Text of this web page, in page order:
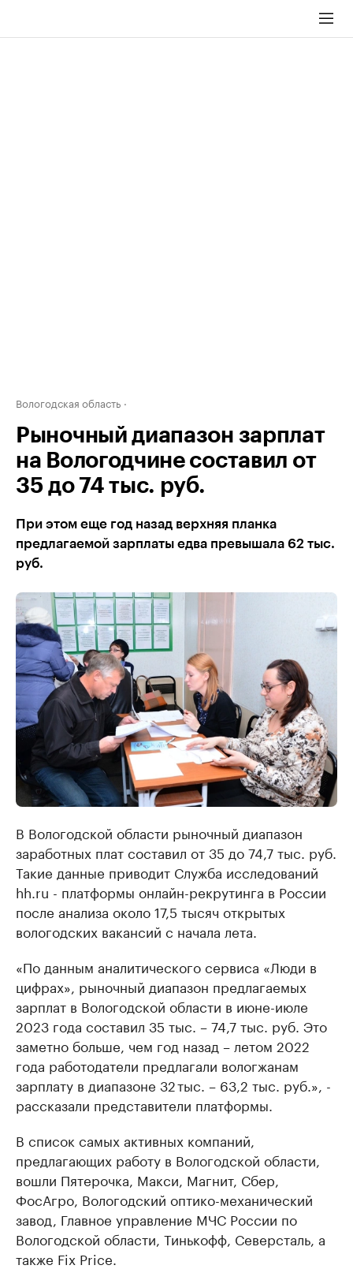
Вологодская область
Рыночный диапазон зарплат
на Вологодчине составил от
35 до 74 тыс. руб.
При этом еще год назад верхняя планка
предлагаемой зарплаты едва превышала 62 тыс.
руб.
В Вологодской области рыночный диапазон
заработных плат составил от 35 до 74,7 тыс. руб.
Такие данные приводит Служба исследований
hh.ru - платформы онлайн-рекрутинга в России
после анализа около 17,5 тысяч открытых
вологодских вакансий с начала лета.
«По данным аналитического сервиса «Люди в
цифрах», рыночный диапазон предлагаемых
зарплат в Вологодской области в июне-июле
2023 года составил 35 тыс. – 74,7 тыс. руб. Это
заметно больше, чем год назад – летом 2022
года работодатели предлагали вологжанам
зарплату в диапазоне 32 тыс. – 63,2 тыс. руб.», -
рассказали представители платформы.
В список самых активных компаний,
предлагающих работу в Вологодской области,
вошли Пятерочка, Макси, Магнит, Сбер,
ФосАгро, Вологодский оптико-механический
завод, Главное управление МЧС России по
Вологодской области, Тинькофф, Северсталь, а
также Fix Price.